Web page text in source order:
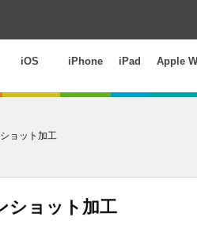
iOS iPhone iPad Apple
ョット加工
ショット加工